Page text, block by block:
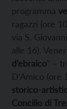
programma
ragazzi (ore
via S.
alle 16).
d’ebraico" –
D'Amico (ore
storico-
Concilio di